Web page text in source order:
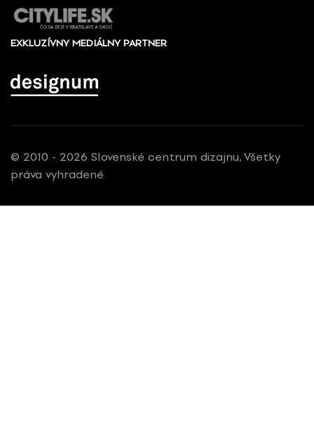
EXKLUZÍVNY MEDIÁLNY PARTNER
© 2010 - 2026 Slovenské centrum dizajnu, Všetky
práva vyhradené